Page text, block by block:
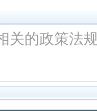
关的政策法